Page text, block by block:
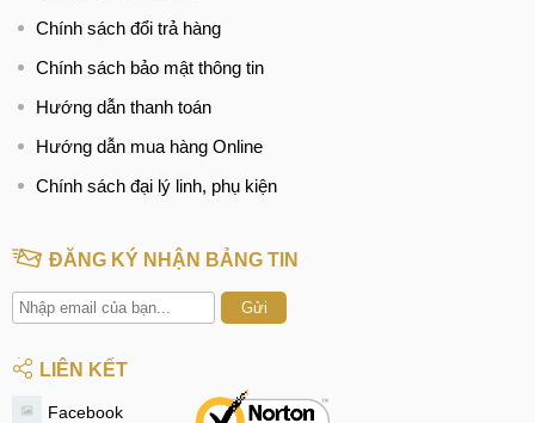
Chính sách đổi trả hàng
Chính sách bảo mật thông tin
Hướng dẫn thanh toán
Hướng dẫn mua hàng Online
Chính sách đại lý linh, phụ kiện
ĐĂNG KÝ NHẬN BẢNG TIN
Gửi
LIÊN KẾT
Facebook